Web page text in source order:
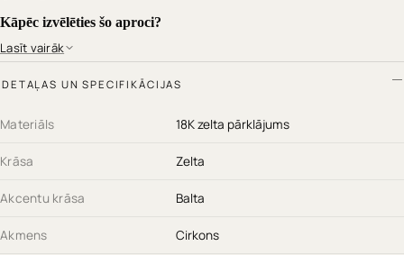
Kāpēc izvēlēties šo aproci?
18K zelta pārklājums
rokai
ikdienai un svētkiem
Hipoalerģisks materiāls– drošs jutīgai ādai
tagad ROTAS69.
Lasīt vairāk
DETAĻAS UN SPECIFIKĀCIJAS
Materiāls 18K zelta pārklājums
Krāsa Zelta
Akcentu krāsa Balta
Akmens Cirkons